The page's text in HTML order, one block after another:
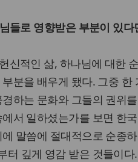
들로 영향받은 부분이 있다
신적인 삶, 하나님에 대한
분을 배우게 됐다. 그중
하는 문화와 그들의 권위
서 일하셨는가를 보면 한
말씀에 절대적으로 순종
터 깊게 영감 받은 것들이다.